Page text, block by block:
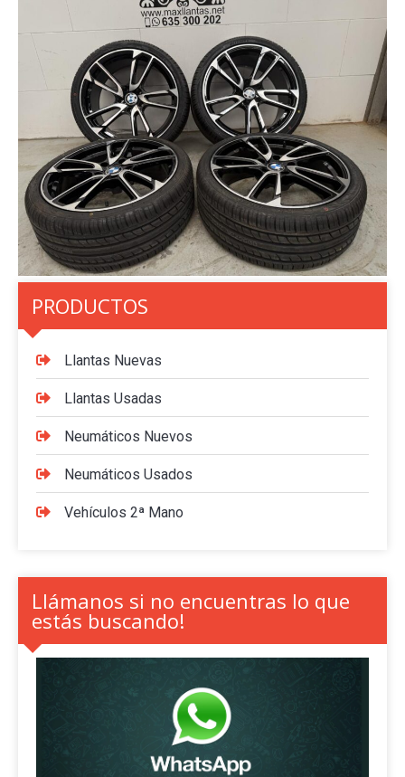
PRODUCTOS
Llantas Nuevas
Llantas Usadas
Neumáticos Nuevos
Neumáticos Usados
Vehículos 2ª Mano
Llámanos si no encuentras lo que
estás buscando!